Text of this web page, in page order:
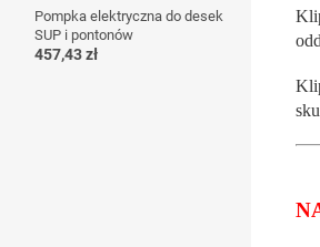
Pompka elektryczna do desek
SUP i pontonów
457,43 zł